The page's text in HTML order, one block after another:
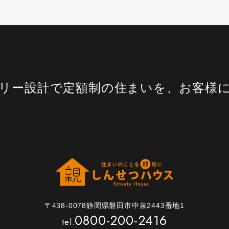
ー設計で定額制の住まいを、お客様
〒438-0078静岡県磐田市中泉2443番地1
tel.0800-200-2416